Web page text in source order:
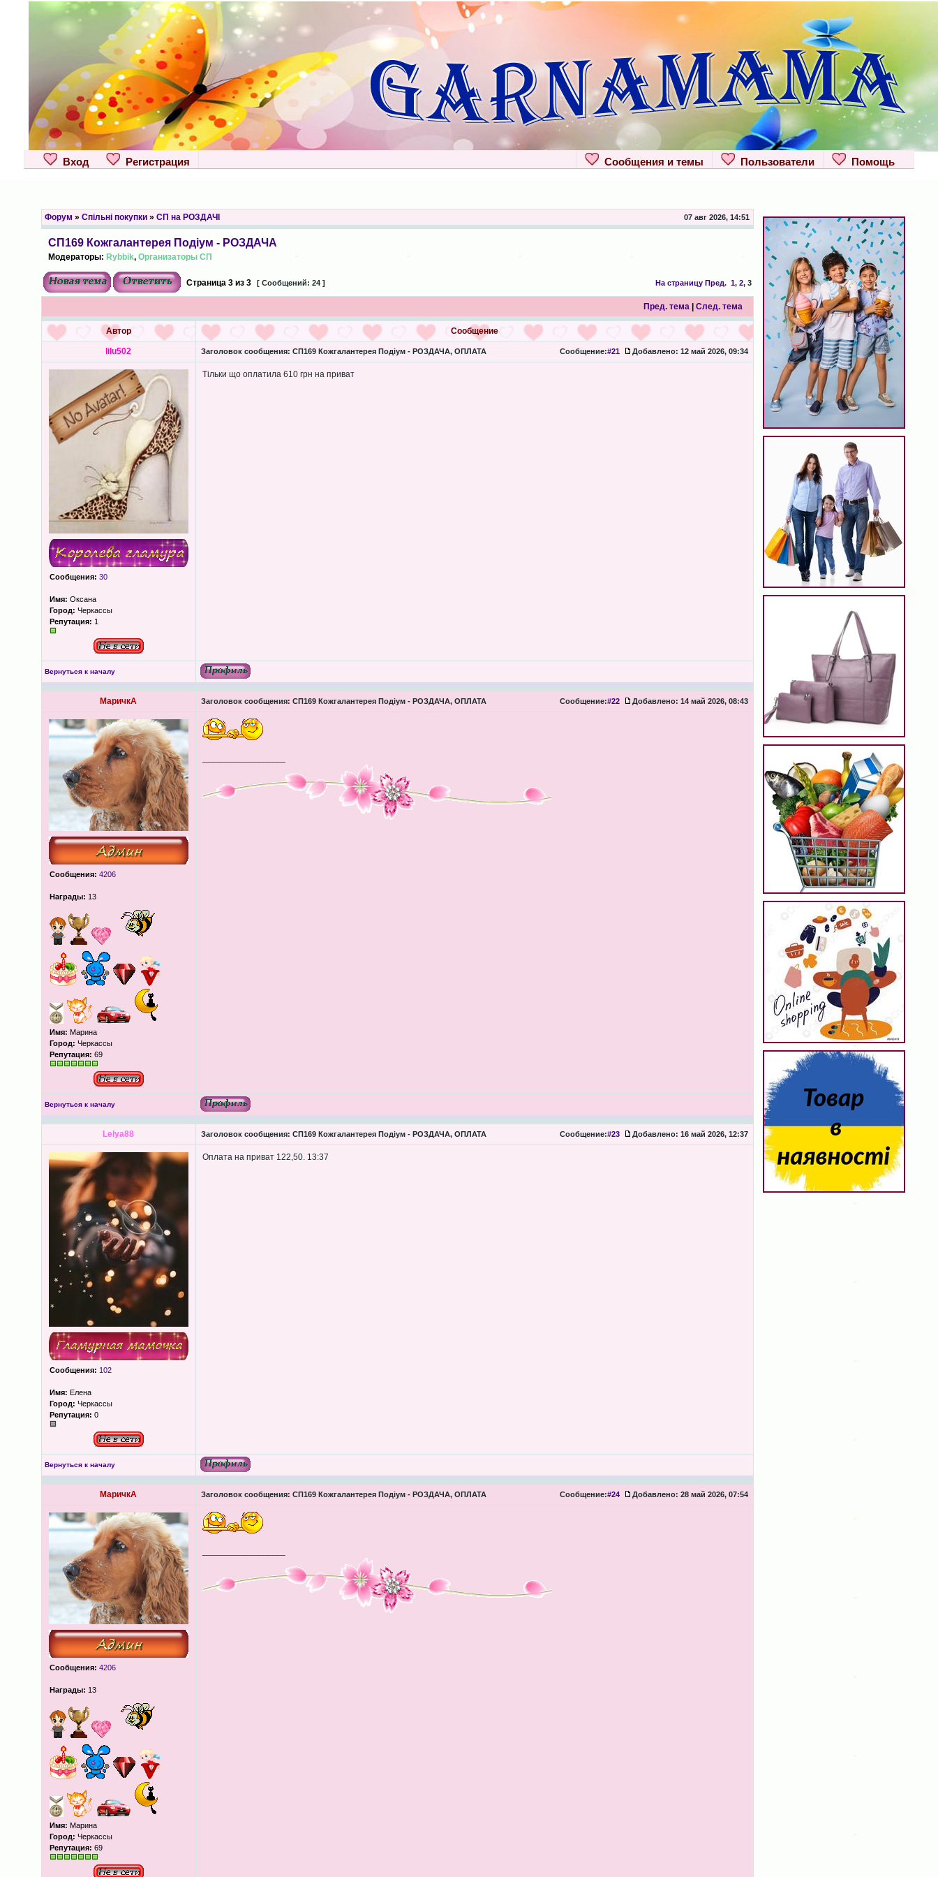
Вход Регистрация Помощь
Пользователи
Сообщения и темы
Форум » Спільні покупки» СП на РОЗДАЧІ 07 авг 2026, 14:51
СП169 Кожгалантерея Подіум - РОЗДАЧА
Модераторы: Rybbik, Организаторы СП
Страница 3из 3 [ Сообщений: 24 ] На страницу Пред. 1, 2, 3
Пред. тема| След. тема
Автор Сообщение
lilu502 Заголовок сообщения: СП169 Кожгалантерея Подіум - РОЗДАЧА, ОПЛАТА Сообщение:#21 Добавлено: 12 май 2026, 09:34
Сообщения: 30
Имя: Оксана
Город: Черкассы
Репутация: 1
Тільки що оплатила 610 грн на приват
Вернуться к началу
МаричкА Заголовок сообщения: СП169 Кожгалантерея Подіум - РОЗДАЧА, ОПЛАТА Сообщение:#22 Добавлено: 14 май 2026, 08:43
Сообщения: 4206
Награды: 13
Имя: Марина
Город: Черкассы
Репутация: 69
Вернуться к началу
Lelya88 Заголовок сообщения: СП169 Кожгалантерея Подіум - РОЗДАЧА, ОПЛАТА Сообщение:#23 Добавлено: 16 май 2026, 12:37
Сообщения: 102
Имя: Елена
Город: Черкассы
Репутация: 0
Оплата на приват 122,50. 13:37
Вернуться к началу
МаричкА Заголовок сообщения: СП169 Кожгалантерея Подіум - РОЗДАЧА, ОПЛАТА Сообщение:#24 Добавлено: 28 май 2026, 07:54
Сообщения: 4206
Награды: 13
Имя: Марина
Город: Черкассы
Репутация: 69